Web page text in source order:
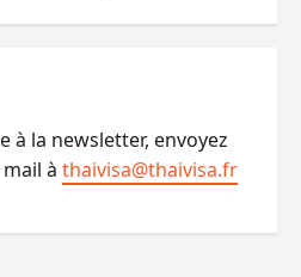
à la newsletter, envoyez
à thaivisa@thaivisa.fr